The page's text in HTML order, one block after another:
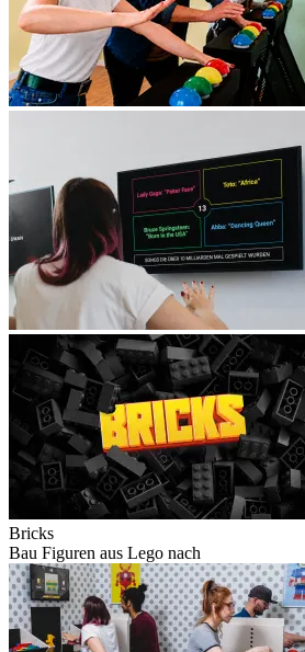
Bricks
Bau Figuren aus Lego nach